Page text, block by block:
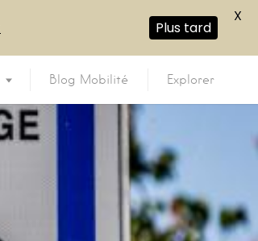
Blog Mobilité Explorer
Plus tard
X